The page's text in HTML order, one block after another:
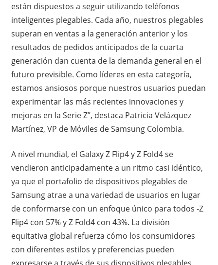
están dispuestos a seguir utilizando teléfonos
inteligentes plegables. Cada año, nuestros plegables
superan en ventas a la generación anterior y los
resultados de pedidos anticipados de la cuarta
generación dan cuenta de la demanda general en el
futuro previsible. Como líderes en esta categoría,
estamos ansiosos porque nuestros usuarios puedan
experimentar las más recientes innovaciones y
mejoras en la Serie Z”, destaca Patricia Velázquez
Martínez, VP de Móviles de Samsung Colombia.
A nivel mundial, el Galaxy Z Flip4 y Z Fold4 se
vendieron anticipadamente a un ritmo casi idéntico,
ya que el portafolio de dispositivos plegables de
Samsung atrae a una variedad de usuarios en lugar
de conformarse con un enfoque único para todos -Z
Flip4 con 57% y Z Fold4 con 43%. La división
equitativa global refuerza cómo los consumidores
con diferentes estilos y preferencias pueden
expresarse a través de sus dispositivos plegables.